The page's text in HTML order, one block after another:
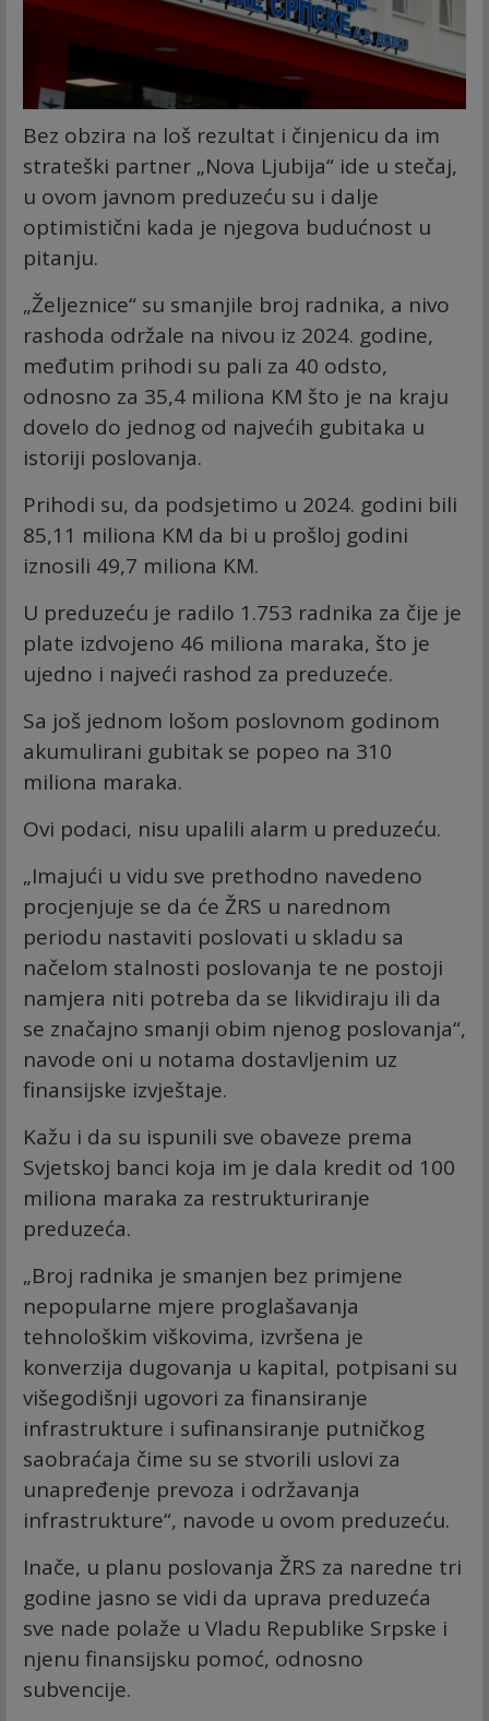
Bez obzira na loš rezultat i činjenicu da im
strateški partner „Nova Ljubija“ ide u stečaj,
u ovom javnom preduzeću su i dalje
optimistični kada je njegova budućnost u
pitanju.
„Željeznice“ su smanjile broj radnika, a nivo
rashoda održale na nivou iz 2024. godine,
međutim prihodi su pali za 40 odsto,
odnosno za 35,4 miliona KM što je na kraju
dovelo do jednog od najvećih gubitaka u
istoriji poslovanja.
Prihodi su, da podsjetimo u 2024. godini bili
85,11 miliona KM da bi u prošloj godini
iznosili 49,7 miliona KM.
U preduzeću je radilo 1.753 radnika za čije je
plate izdvojeno 46 miliona maraka, što je
ujedno i najveći rashod za preduzeće.
Sa još jednom lošom poslovnom godinom
akumulirani gubitak se popeo na 310
miliona maraka.
Ovi podaci, nisu upalili alarm u preduzeću.
„Imajući u vidu sve prethodno navedeno
procjenjuje se da će ŽRS u narednom
periodu nastaviti poslovati u skladu sa
načelom stalnosti poslovanja te ne postoji
namjera niti potreba da se likvidiraju ili da
se značajno smanji obim njenog poslovanja“,
navode oni u notama dostavljenim uz
finansijske izvještaje.
Kažu i da su ispunili sve obaveze prema
Svjetskoj banci koja im je dala kredit od 100
miliona maraka za restrukturiranje
preduzeća.
„Broj radnika je smanjen bez primjene
nepopularne mjere proglašavanja
tehnološkim viškovima, izvršena je
konverzija dugovanja u kapital, potpisani su
višegodišnji ugovori za finansiranje
infrastrukture i sufinansiranje putničkog
saobraćaja čime su se stvorili uslovi za
unapređenje prevoza i održavanja
infrastrukture“, navode u ovom preduzeću.
Inače, u planu poslovanja ŽRS za naredne tri
godine jasno se vidi da uprava preduzeća
sve nade polaže u Vladu Republike Srpske i
njenu finansijsku pomoć, odnosno
subvencije.